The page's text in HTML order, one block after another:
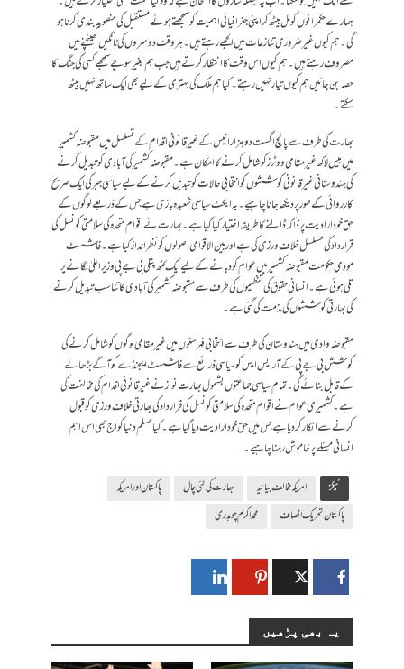
ہمارے حکمرانوں کو مل بیٹھ کر اپنی جغرافیائی اہمیت کو سمجھتے ہوئے مستقبل کی منصوبہ بندی کرنا ہو
گی۔ ہم کیوں غیر ضروری تنازعات میں الجھے رہتے ہیں۔ ہر وقت دوسروں کی ٹانگیں کھینچنے میں
مصروف رہتے ہیں۔ ہم کیوں اس وقت کا انتظار کرتے ہیں جب ہم بغیر سوچے سمجھے کسی کی جنگ کا
حصہ بن جائیں ہم کیوں تیار نہیں رہتے۔ کیا ہم ملک کی بہتری کے لیے بھی ایک ساتھ نہیں بیٹھ
سکتے۔
بھارت کی طرف سے پانچ اگست دو ہزار انیس کے غیر قانونی اقدام کے تسلسل میں مقبوضہ کشمیر
میں بیس لاکھ غیر مقامی ووٹرز کو شامل کرنے کا امکان ہے۔ مقبوضہ کشمیر کی آبادی کو تبدیل کرنے
کی ہندوستانی غیر قانونی کوششوں کو انتخابی حالات کو تبدیل کرنے کے لیے سیاسی جبر کی ایک صریح
کارروائی کے طور پر دیکھا جانا چاہیے۔یہ ایکٹ سیاسی شعبدہ بازی ہے جس کے ذریعے لوگوں کے
حق خود ارادیت پر ڈاکہ ڈالنے کا طریقہ اختیار کیا گیا ہے۔ بھارت نے اقوام متحدہ کی سلامتی کونسل کی
قرارداد کی مسلسل خلاف ورزی کی ہے اور بین الاقوامی اصولوں کو نظر انداز کیا ہے۔ فاشسٹ
مودی حکومت مقبوضہ کشمیر میں عوام کو دبانے کے لیے ایک کٹھ پتلی بی جے پی وزیر اعلیٰ لگانے پر
تلی ہوئی ہے۔انسانی حقوق کی تنظیموں کی طرف سے مقبوضہ کشمیر کی آبادی کا تناسب تبدیل کرنے
کی بھارتی کوششوں کی مذمت کی گئی ہے۔
مقبوضہ وادی میں ہندوستان کی طرف سے انتخابی فہرستوں میں غیر مقامی لوگوں کو شامل کرنے کی
کوشش بی جے پی کے آر ایس ایس کو سیاسی ذرائع سے فاشسٹ ایجنڈے کو آگے بڑھانے
کے قابل بنائے گی۔ تمام سیاسی جماعتوں بشمول بھارت نواز نے غیر قانونی اقدام کی مخالفت کی
ہے۔ کشمیری عوام نے اقوام متحدہ کی سلامتی کونسل کی قرارداد کی بھارتی خلاف ورزی کو قبول
کرنے سے انکار کر دیا ہے جس میں حق خود ارادیت دیا گیا ہے۔ کیا مسلم دنیا کو اج بھی اس اہم
انسانی مسئلے پر خاموش رہنا چاہیے۔
ٹیگز امریکہ مخالف بیانیہ بھارت کی نئی چال
پاکستان اور امریکہ
پاکستان تحریک انصاف
محمد اکرم چوہدری
یہ بھی پڑھیں